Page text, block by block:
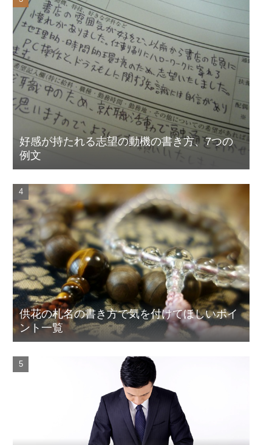
好感が持たれる志望の動機の書き方、7つの
例文
供花の札名の書き方で気を付けてほしいポイ
ント一覧